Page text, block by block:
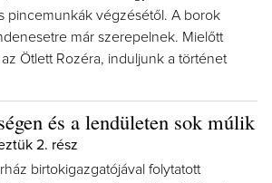
pincemunkák végzésétől. A borok
már szerepelnek. Mielőtt
Ötlett Rozéra, induljunk a történet
és a lendületen sok múlik
2. rész
birtokigazgatójával folytatott